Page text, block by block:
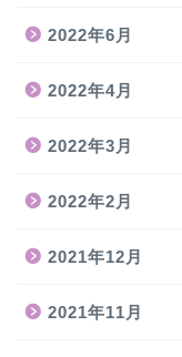
2022年6月
2022年4月
2022年3月
2022年2月
2021年12月
2021年11月